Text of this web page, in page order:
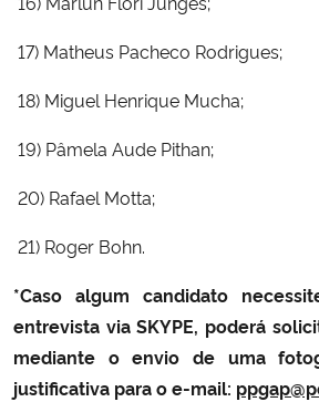
17) Matheus Pacheco Rodrigues;
18) Miguel Henrique Mucha;
19) Pâmela Aude Pithan;
20) Rafael Motta;
21) Roger Bohn.
*Caso algum candidato
entrevista via SKYPE, poderá
mediante o envio de uma
justificativa para o e-mail: